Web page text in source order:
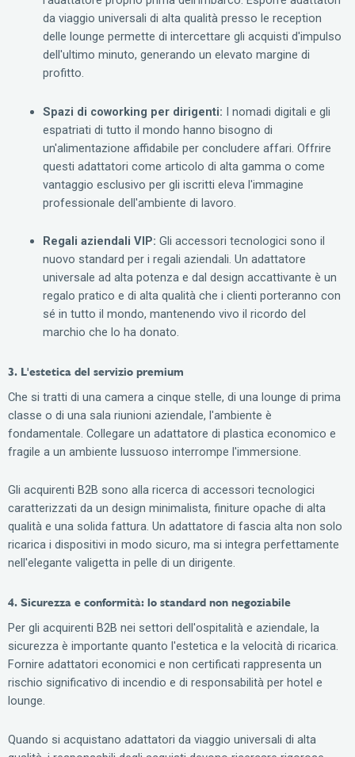
da viaggio universali di alta qualità presso le reception
delle lounge permette di intercettare gli acquisti d'impulso
dell'ultimo minuto, generando un elevato margine di
profitto.
Spazi di coworking per dirigenti: I nomadi digitali e gli
espatriati di tutto il mondo hanno bisogno di
un'alimentazione affidabile per concludere affari. Offrire
questi adattatori come articolo di alta gamma o come
vantaggio esclusivo per gli iscritti eleva l'immagine
professionale dell'ambiente di lavoro.
Regali aziendali VIP: Gli accessori tecnologici sono il
nuovo standard per i regali aziendali. Un adattatore
universale ad alta potenza e dal design accattivante è un
regalo pratico e di alta qualità che i clienti porteranno con
sé in tutto il mondo, mantenendo vivo il ricordo del
marchio che lo ha donato.
3. L'estetica del servizio premium
Che si tratti di una camera a cinque stelle, di una lounge di prima
classe o di una sala riunioni aziendale, l'ambiente è
fondamentale. Collegare un adattatore di plastica economico e
fragile a un ambiente lussuoso interrompe l'immersione.
Gli acquirenti B2B sono alla ricerca di accessori tecnologici
caratterizzati da un design minimalista, finiture opache di alta
qualità e una solida fattura. Un adattatore di fascia alta non solo
ricarica i dispositivi in modo sicuro, ma si integra perfettamente
nell'elegante valigetta in pelle di un dirigente.
4. Sicurezza e conformità: lo standard non negoziabile
Per gli acquirenti B2B nei settori dell'ospitalità e aziendale, la
sicurezza è importante quanto l'estetica e la velocità di ricarica.
Fornire adattatori economici e non certificati rappresenta un
rischio significativo di incendio e di responsabilità per hotel e
lounge.
Quando si acquistano adattatori da viaggio universali di alta